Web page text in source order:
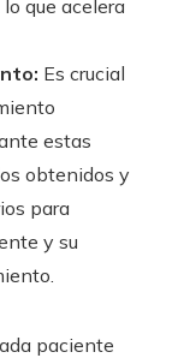
que acelera
Es crucial
estas
obtenidos y
para
y su
paciente